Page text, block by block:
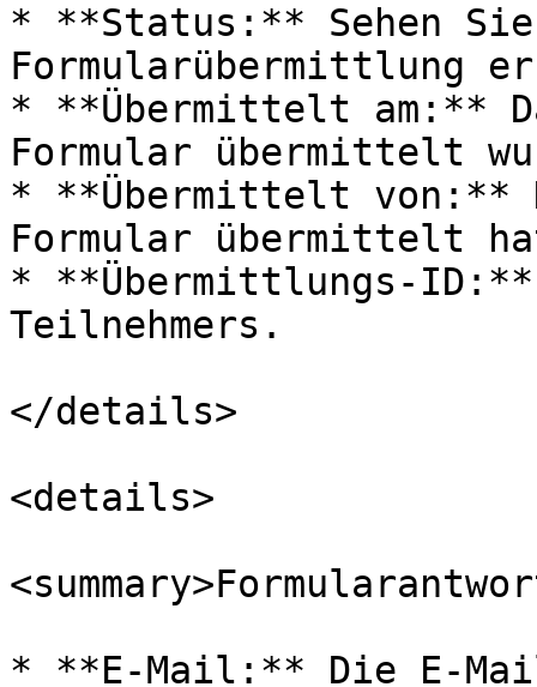
* **Status:** Sehen
Formularübermittlung
* **Übermittelt am:**
Formular übermittelt
* **Übermittelt von:**
Formular übermittelt
* **Übermittlungs-ID:**
Teilnehmers.
</details>
<details>
* **E-Mail:** Die E-